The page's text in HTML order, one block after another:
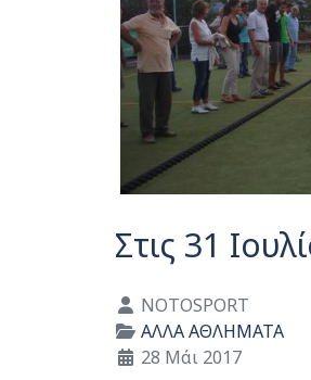
Στις 31
Λεπτομέρειες
NOTOSPORT
ΑΛΛΑ ΑΘΛΗΜΑΤΑ
28 Μάι 2017